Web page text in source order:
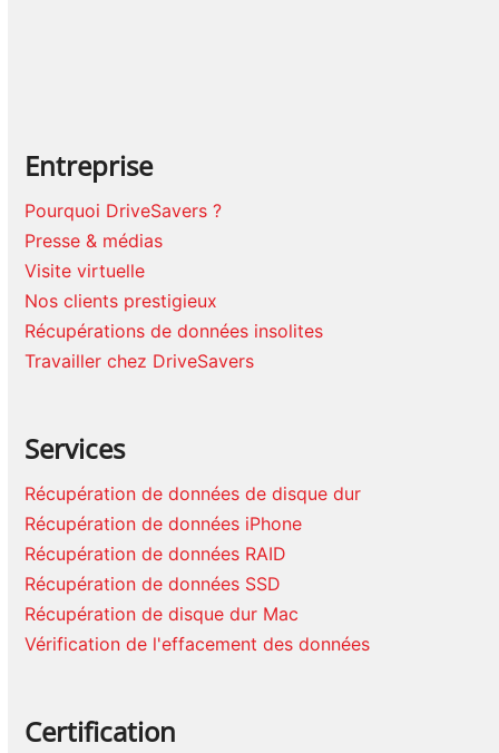
Entreprise
Pourquoi DriveSavers ?
Presse & médias
Visite virtuelle
Nos clients prestigieux
Récupérations de données insolites
Travailler chez DriveSavers
Services
Récupération de données de disque dur
Récupération de données iPhone
Récupération de données RAID
Récupération de données SSD
Récupération de disque dur Mac
Vérification de l'effacement des données
Certification